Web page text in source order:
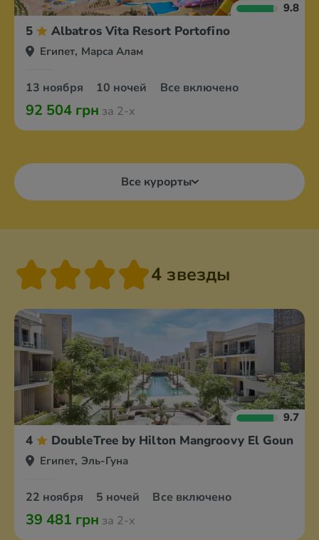
9.8
5 Albatros Vita Resort Portofino
Египет, Марса Алам
13 ноября 10 ночей Все включено
92 504 грн за 2-х
Все курорты
4 звезды
9.7
4 DoubleTree by Hilton Mangroovy El Gouna
Египет, Эль-Гуна
22 ноября 5 ночей Все включено
39 481 грн за 2-х